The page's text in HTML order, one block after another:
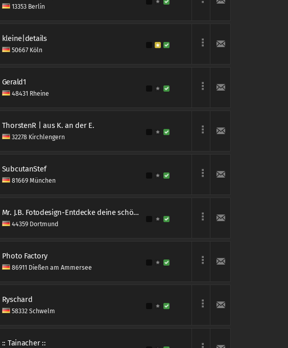
13353 Berlin
kleine|details
50667 Köln
Gerald1
48431 Rheine
ThorstenR | aus K. an der E.
32278 Kirchlengern
SubcutanStef
81669 München
Mr. J.B. Fotodesign-Entdecke deine schönste Seite
44359 Dortmund
Photo Factory
86911 Dießen am Ammersee
Ryschard
58332 Schwelm
:: Tainacher ::